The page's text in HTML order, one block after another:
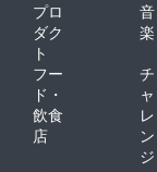
プロ
ダク
ト
音
楽
フー
ド・
飲食
店
チ
ャ
レ
ン
ジ